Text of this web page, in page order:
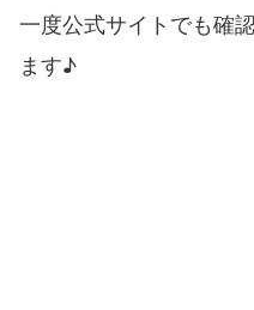
一度公式サイトでも確
ます♪